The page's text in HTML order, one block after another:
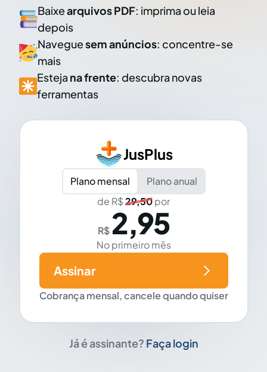
Baixearquivos PDF: imprima ou leia
depois
Naveguesem anúncios: concentre-se
mais
Esteja na frente: descubra novas
ferramentas
JusPlus
Plano mensal
Plano anual
de R$29,50por
R$ 2,95
No primeiro mês
Cobrança mensal, cancele quando quiser
Assinar
Já é assinante? Faça login